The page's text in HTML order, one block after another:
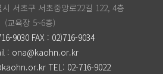
서초구 서초중앙로22길 122, 4층
(교육장 5~6층)
9030 FAX : 02)716-9034
: ona@kaohn.or.kr
TEL: 02-716-9022